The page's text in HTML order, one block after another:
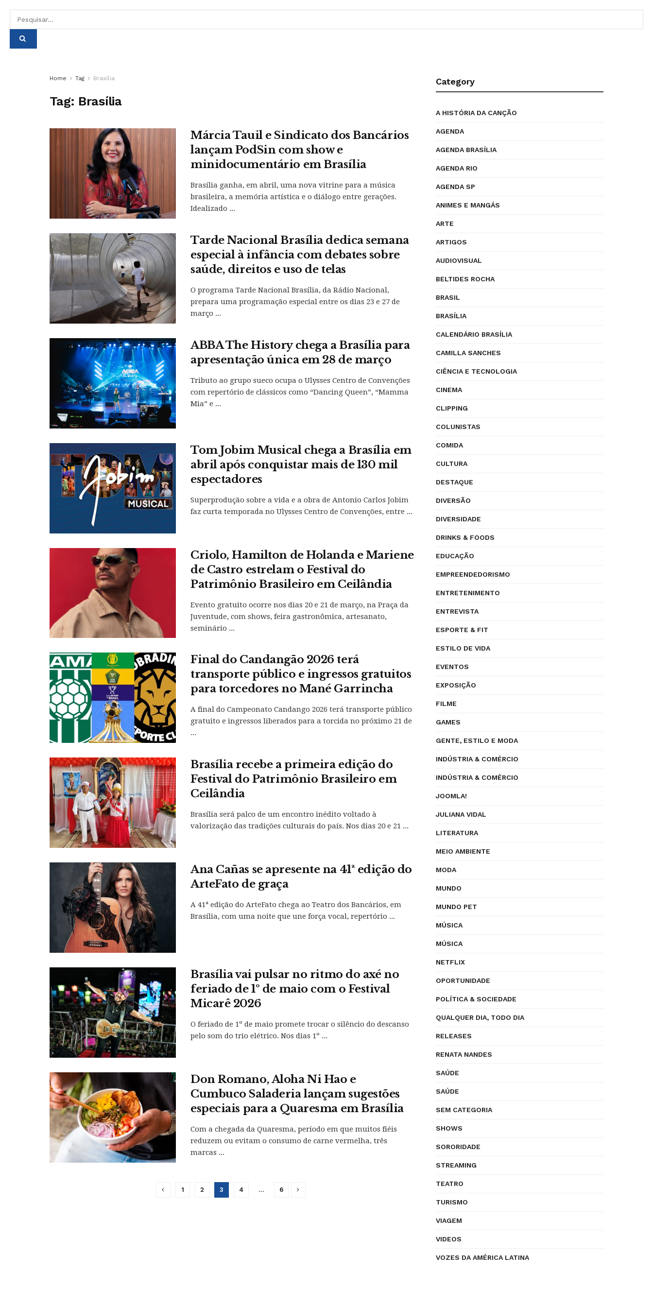
Home Tag Brasília
Tag: Brasília
Márcia Tauil e Sindicato dos Bancários
lançam PodSin com show e
minidocumentário em Brasília
Brasília ganha, em abril, uma nova vitrine para a música
brasileira, a memória artística e o diálogo entre gerações.
Idealizado ...
Tarde Nacional Brasília dedica semana
especial à infância com debates sobre
saúde, direitos e uso de telas
O programa Tarde Nacional Brasília, da Rádio Nacional,
prepara uma programação especial entre os dias 23 e 27 de
março ...
ABBA The History chega a Brasília para
apresentação única em 28 de março
Tributo ao grupo sueco ocupa o Ulysses Centro de Convenções
com repertório de clássicos como “Dancing Queen”, “Mamma
Mia” e ...
Tom Jobim Musical chega a Brasília em
abril após conquistar mais de 130 mil
espectadores
Superprodução sobre a vida e a obra de Antonio Carlos Jobim
faz curta temporada no Ulysses Centro de Convenções, entre ...
Criolo, Hamilton de Holanda e Mariene
de Castro estrelam o Festival do
Patrimônio Brasileiro em Ceilândia
Evento gratuito ocorre nos dias 20 e 21 de março, na Praça da
Juventude, com shows, feira gastronômica, artesanato,
seminário ...
Final do Candangão 2026 terá
transporte público e ingressos gratuitos
para torcedores no Mané Garrincha
A final do Campeonato Candango 2026 terá transporte público
gratuito e ingressos liberados para a torcida no próximo 21 de
...
Brasília recebe a primeira edição do
Festival do Patrimônio Brasileiro em
Ceilândia
Brasília será palco de um encontro inédito voltado à
valorização das tradições culturais do país. Nos dias 20 e 21 ...
Ana Cañas se apresente na 41ª edição do
ArteFato de graça
A 41ª edição do ArteFato chega ao Teatro dos Bancários, em
Brasília, com uma noite que une força vocal, repertório ...
Brasília vai pulsar no ritmo do axé no
feriado de 1º de maio com o Festival
Micarê 2026
O feriado de 1º de maio promete trocar o silêncio do descanso
pelo som do trio elétrico. Nos dias 1º ...
Don Romano, Aloha Ni Hao e
Cumbuco Saladeria lançam sugestões
especiais para a Quaresma em Brasília
Com a chegada da Quaresma, período em que muitos fiéis
reduzem ou evitam o consumo de carne vermelha, três
marcas ...
1 2 3 4 … 6
Category
A HISTÓRIA DA CANÇÃO
AGENDA
AGENDA BRASÍLIA
AGENDA RIO
AGENDA SP
ANIMES E MANGÁS
ARTE
ARTIGOS
AUDIOVISUAL
BELTIDES ROCHA
BRASIL
BRASÍLIA
CALENDÁRIO BRASÍLIA
CAMILLA SANCHES
CIÊNCIA E TECNOLOGIA
CINEMA
CLIPPING
COLUNISTAS
COMIDA
CULTURA
DESTAQUE
DIVERSÃO
DIVERSIDADE
DRINKS & FOODS
EDUCAÇÃO
EMPREENDEDORISMO
ENTRETENIMENTO
ENTREVISTA
ESPORTE & FIT
ESTILO DE VIDA
EVENTOS
EXPOSIÇÃO
FILME
GAMES
GENTE, ESTILO E MODA
INDÚSTRIA & COMÉRCIO
INDÚSTRIA & COMÉRCIO
JOOMLA!
JULIANA VIDAL
LITERATURA
MEIO AMBIENTE
MODA
MUNDO
MUNDO PET
MÚSICA
MÚSICA
NETFLIX
OPORTUNIDADE
POLÍTICA & SOCIEDADE
QUALQUER DIA, TODO DIA
RELEASES
RENATA NANDES
SAÚDE
SAÚDE
SEM CATEGORIA
SHOWS
SORORIDADE
STREAMING
TEATRO
TURISMO
VIAGEM
VIDEOS
VOZES DA AMÉRICA LATINA